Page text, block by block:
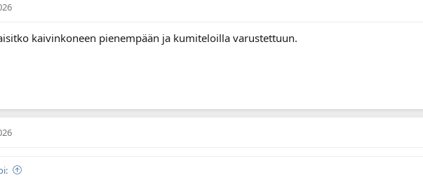
kaivinkoneen pienempään ja kumiteloilla varustettuun.